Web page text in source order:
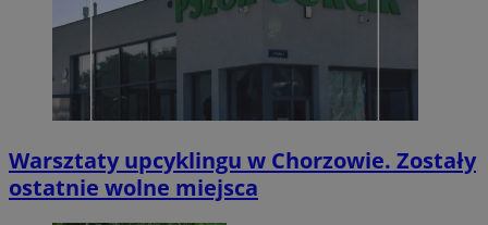
Warsztaty upcyklingu w Chorzowie. Zostały
ostatnie wolne miejsca